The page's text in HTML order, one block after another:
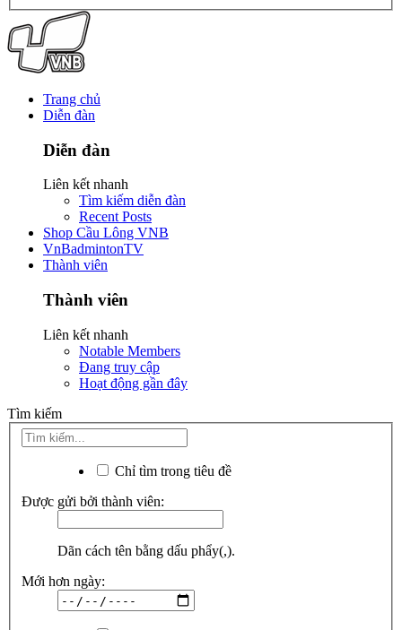
Trang chủ
Diễn đàn
Diễn đàn
Liên kết nhanh
Tìm kiếm diễn đàn
Recent Posts
Shop Cầu Lông VNB
VnBadmintonTV
Thành viên
Thành viên
Liên kết nhanh
Notable Members
Đang truy cập
Hoạt động gần đây
Tìm kiếm
Chỉ tìm trong tiêu đề
Được gửi bởi thành viên:
Dãn cách tên bằng dấu phẩy(,).
Mới hơn ngày: